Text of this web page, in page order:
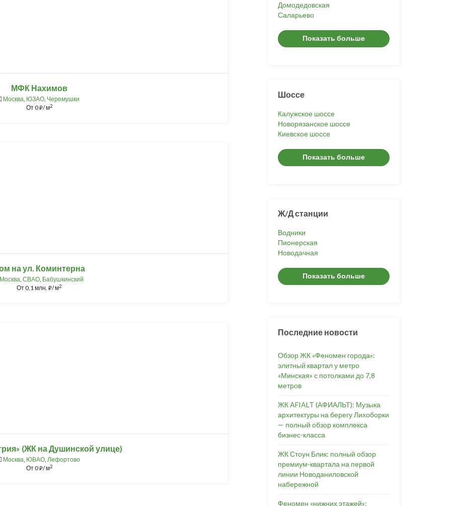
МФК Нахимов
Москва, ЮЗАО, Черемушки
От0⃏/ м2
на ул. Коминтерна
, СВАО, Бабушкинский
От0,1 млн.⃏/ м2
(ЖК на Душинской улице)
Москва, ЮВАО, Лефортово
От0⃏/ м2
Домодедовская
Саларьево
Показать больше
Шоссе
Калужское шоссе
Новорязанское шоссе
Киевское шоссе
Показать больше
Ж/Д станции
Водники
Пионерская
Новодачная
Показать больше
Последние новости
Обзор ЖК «Феномен города»:
элитный квартал у метро
«Минская» с потолками до 7,8
метров
ЖК AFIALT (АФИАЛЬТ): Музыка
архитектуры на берегу Лихоборки
— полный обзор комплекса
бизнес-класса
ЖК Стоун Блик: полный обзор
премиум-квартала на первой
линии Новоданиловской
набережной
Феномен «нижних этажей»: